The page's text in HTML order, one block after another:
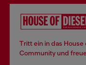
Tritt ein in das
Community und